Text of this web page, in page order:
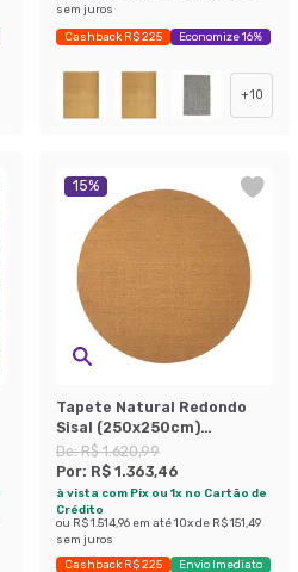
sem juros
Cashback R$ 225 Economize 16%
+10
15%
Tapete Natural Redondo
Sisal (250x250cm)
Mesclado
De:R$ 1.620,99
Por: R$ 1.363,46
à vista com Pix ou 1x no Cartão de
Crédito
ou R$ 1.514,96 em até10x de R$ 151,49
sem juros
Cashback R$ 225
Envio Imediato